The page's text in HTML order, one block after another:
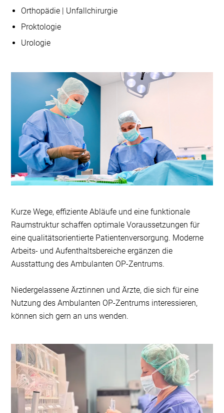
Orthopädie | Unfallchirurgie
Proktologie
Urologie
Kurze Wege, effiziente Abläufe und eine funktionale
Raumstruktur schaffen optimale Voraussetzungen für
eine qualitätsorientierte Patientenversorgung. Moderne
Arbeits- und Aufenthaltsbereiche ergänzen die
Ausstattung des Ambulanten OP-Zentrums.
Niedergelassene Ärztinnen und Ärzte, die sich für eine
Nutzung des Ambulanten OP-Zentrums interessieren,
können sich gern an uns wenden.